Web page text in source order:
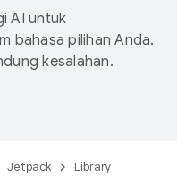
AI untuk
bahasa pilihan Anda.
kesalahan.
Jetpack Library